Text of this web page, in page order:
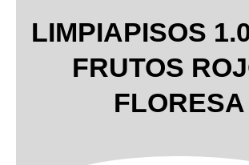
LIMPIAPISOS
FRUTOS
FLORESA